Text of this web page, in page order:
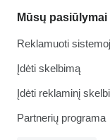
Mūsų pasiūlymai
Reklamuoti
Įdėti skelbimą
Įdėti reklaminį
Partnerių programa